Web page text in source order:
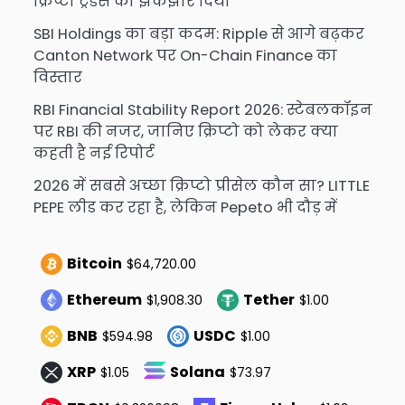
SBI Holdings का बड़ा कदम: Ripple से आगे बढ़कर
Canton Network पर On-Chain Finance का
विस्तार
RBI Financial Stability Report 2026: स्टेबलकॉइन
पर RBI की नजर, जानिए क्रिप्टो को लेकर क्या
कहती है नई रिपोर्ट
2026 में सबसे अच्छा क्रिप्टो प्रीसेल कौन सा? LITTLE
PEPE लीड कर रहा है, लेकिन Pepeto भी दौड़ में
Bitcoin $64,720.00
Ethereum $1,908.30 Tether $1.00
BNB $594.98 USDC $1.00
XRP $1.05 Solana $73.97